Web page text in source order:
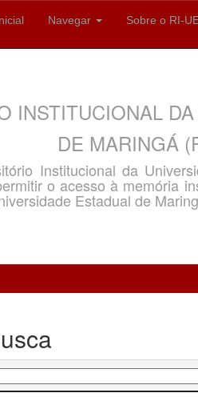
Navegar Sobre o RI-
INSTITUCIONAL
DE MARINGÁ
Institucional da
o acesso à memória
Estadual de